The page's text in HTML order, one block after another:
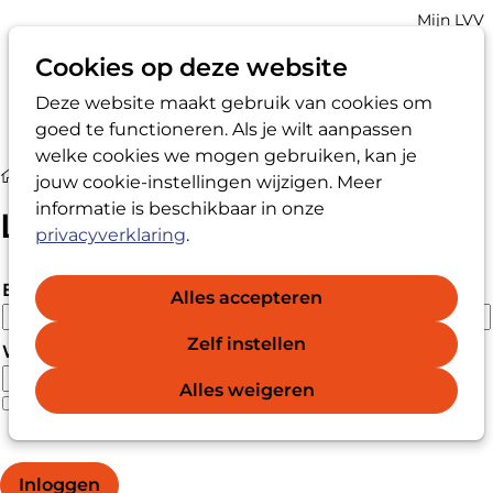
Cookies op deze website
Deze website maakt gebruik van cookies om
goed te functioneren. Als je wilt aanpassen
welke cookies we mogen gebruiken, kan je
jouw cookie-instellingen wijzigen. Meer
informatie is beschikbaar in onze
privacyverklaring.
Alles accepteren
Zelf instellen
Alles weigeren
Zoek
Account
Mijn LVV
Login
Login
E-mailadres
Wachtwoord
Wachtwoord weergeven
Wachtwoord vergeten?
Inloggen